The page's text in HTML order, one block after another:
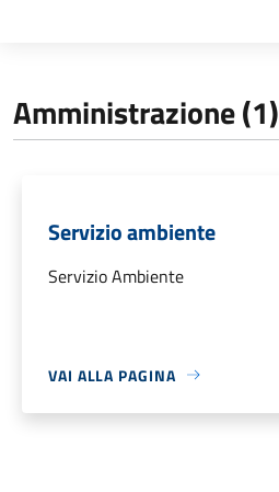
Amministrazione (1)
Servizio ambiente
Servizio Ambiente
VAI ALLA PAGINA